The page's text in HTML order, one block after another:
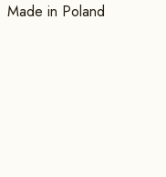
Made in Poland